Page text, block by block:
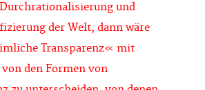
und
der Welt, dann wäre
Transparenz« mit
den Formen von